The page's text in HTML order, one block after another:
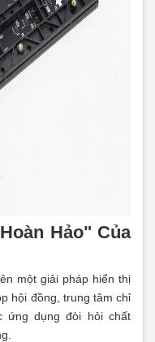
Hảo" Của
một giải pháp hiển thị
hội đồng, trung tâm chỉ
ứng dụng đòi hỏi chất